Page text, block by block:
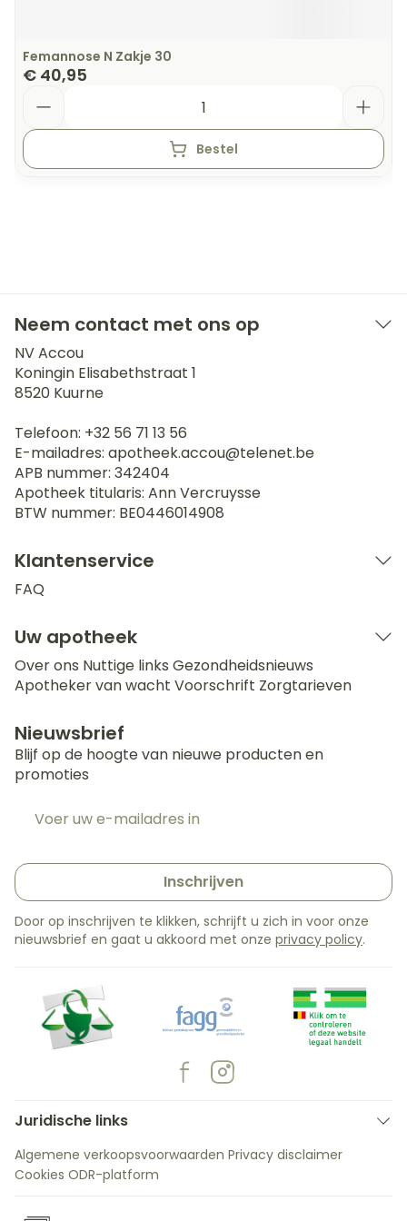
Femannose N Zakje 30
€ 40,95
Bestel
Neem contact met ons op
NV Accou
Koningin Elisabethstraat 1
8520 Kuurne
Telefoon: +32 56 71 13 56
E-mailadres: apotheek.accou@telenet.be
APB nummer: 342404
Apotheek titularis: Ann Vercruysse
BTW nummer: BE0446014908
Klantenservice
FAQ
Uw apotheek
Over ons Nuttige links Gezondheidsnieuws
Apotheker van wacht Voorschrift Zorgtarieven
Nieuwsbrief
Blijf op de hoogte van nieuwe producten en
promoties
Inschrijven
Door op inschrijven te klikken, schrijft u zich in voor onze
nieuwsbrief en gaat u akkoord met onze privacy policy.
Juridische links
Algemene verkoopsvoorwaarden Privacy disclaimer
Cookies ODR-platform